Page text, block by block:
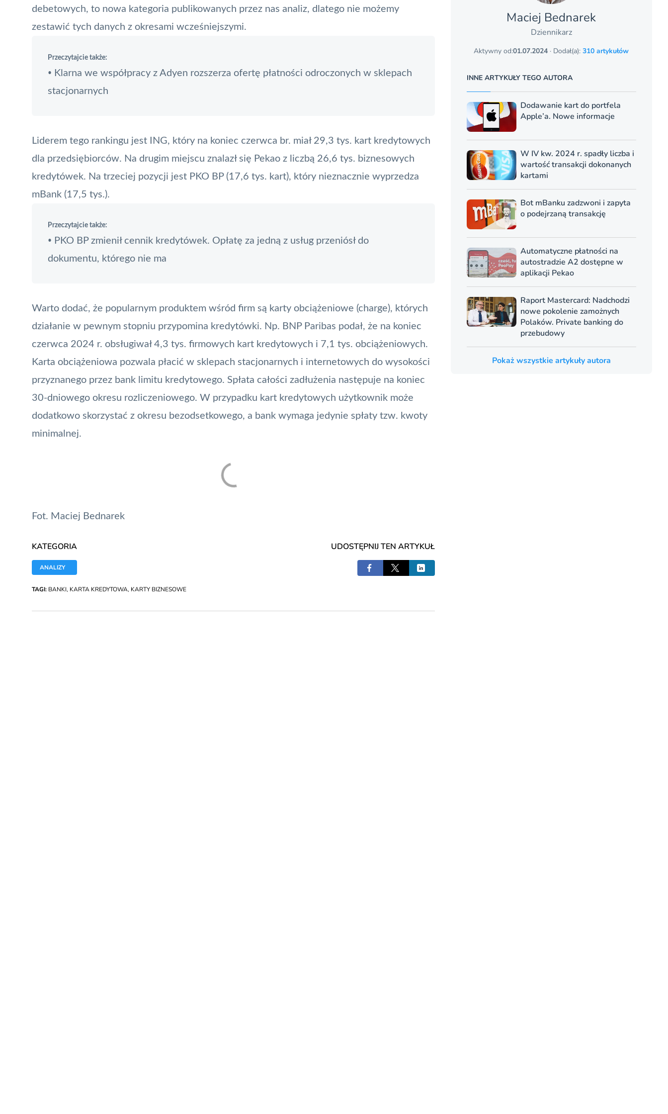
debetowych, to nowa kategoria publikowanych przez nas analiz, dlatego nie możemy
zestawić tych danych z okresami wcześniejszymi.
Przeczytajcie także:
•
Klarna we współpracy z Adyen rozszerza ofertę płatności odroczonych w sklepach
stacjonarnych
Liderem tego rankingu jest ING, który na koniec czerwca br. miał 29,3 tys. kart kredytowych
dla przedsiębiorców. Na drugim miejscu znalazł się Pekao z liczbą 26,6 tys. biznesowych
kredytówek. Na trzeciej pozycji jest PKO BP (17,6 tys. kart), który nieznacznie wyprzedza
mBank (17,5 tys.).
Przeczytajcie także:
•
PKO BP zmienił cennik kredytówek. Opłatę za jedną z usług przeniósł do
dokumentu, którego nie ma
Warto dodać, że popularnym produktem wśród firm są karty obciążeniowe (charge), których
działanie w pewnym stopniu przypomina kredytówki. Np. BNP Paribas podał, że na koniec
czerwca 2024 r. obsługiwał 4,3 tys. firmowych kart kredytowych i 7,1 tys. obciążeniowych.
Karta obciążeniowa pozwala płacić w sklepach stacjonarnych i internetowych do wysokości
przyznanego przez bank limitu kredytowego. Spłata całości zadłużenia następuje na koniec
30-dniowego okresu rozliczeniowego. W przypadku kart kredytowych użytkownik może
dodatkowo skorzystać z okresu bezodsetkowego, a bank wymaga jedynie spłaty tzw. kwoty
minimalnej.
Fot. Maciej Bednarek
KATEGORIA
ANALIZY
UDOSTĘPNIJ TEN ARTYKUŁ
TAGI: BANKI, KARTA KREDYTOWA, KARTY BIZNESOWE
Maciej Bednarek
Dziennikarz
Aktywny od:01.07.2024 · Dodał(a):310 artykułów
INNE ARTYKUŁY TEGO AUTORA
Dodawanie kart do portfela
Apple’a. Nowe informacje
W IV kw. 2024 r. spadły liczba i
wartość transakcji dokonanych
kartami
Bot mBanku zadzwoni i zapyta
o podejrzaną transakcję
Automatyczne płatności na
autostradzie A2 dostępne w
aplikacji Pekao
Raport Mastercard: Nadchodzi
nowe pokolenie zamożnych
Polaków. Private banking do
przebudowy
Pokaż wszystkie artykuły autora